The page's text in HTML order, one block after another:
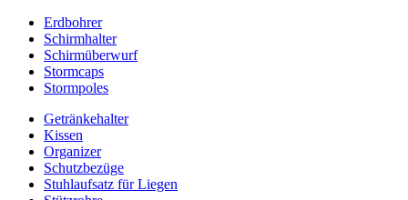
Erdbohrer
Schirmhalter
Schirmüberwurf
Stormcaps
Stormpoles
Getränkehalter
Kissen
Organizer
Schutzbezüge
Stuhlaufsatz für Liegen